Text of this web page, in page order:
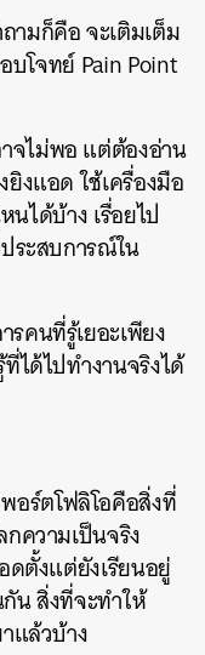
มก็คือ จะเติมเต็ม
บโจทย์ Pain Point
จไม่พอ แต่ต้องอ่าน
งแอด ใช้เครื่องมือ
นได้บ้าง เรื่อยไป
ระสบการณ์ใน
รคนที่รู้เยอะเพียง
ได้ไปทำงานจริงได้
อร์ตโฟลิโอคือสิ่งที่
ความเป็นจริง
ตั้งแต่ยังเรียนอยู่
น สิ่งที่จะทำให้
แล้วบ้าง